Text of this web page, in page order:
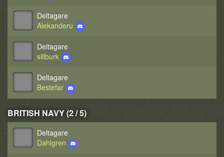
Deltagare
Alekanderu
Deltagare
sillburk
Deltagare
Bestefar
BRITISH NAVY (2 / 5)
Deltagare
Dahlgren